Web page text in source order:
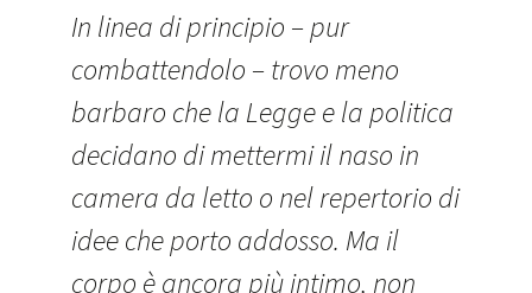
In linea di principio – pur
combattendolo – trovo meno
barbaro che la Legge e la politica
decidano di mettermi il naso in
camera da letto o nel repertorio di
idee che porto addosso. Ma il
corpo è ancora più intimo, non